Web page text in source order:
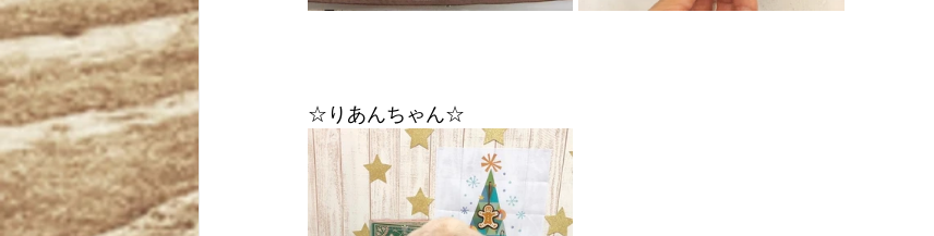
☆りあんちゃん☆